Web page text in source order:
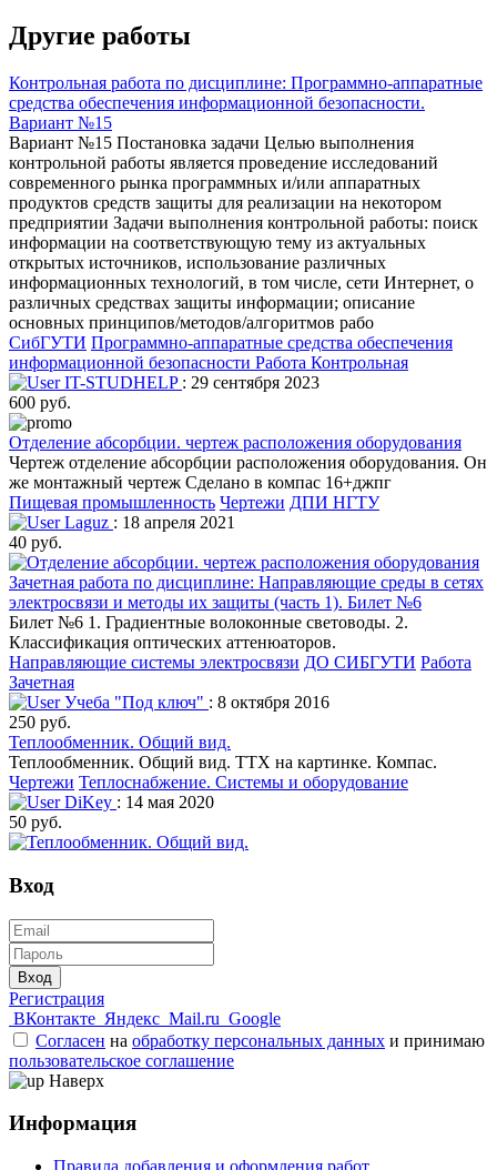
Другие работы
Контрольная работа по дисциплине: Программно-аппаратные
средства обеспечения информационной безопасности.
Вариант №15
Вариант №15 Постановка задачи Целью выполнения
контрольной работы является проведение исследований
современного рынка программных и/или аппаратных
продуктов средств защиты для реализации на некотором
предприятии Задачи выполнения контрольной работы: поиск
информации на соответствующую тему из актуальных
открытых источников, использование различных
информационных технологий, в том числе, сети Интернет, о
различных средствах защиты информации; описание
основных принципов/методов/алгоритмов рабо
СибГУТИ Программно-аппаратные средства обеспечения
информационной безопасности Работа Контрольная
IT-STUDHELP : 29 сентября 2023
600 руб.
Отделение абсорбции. чертеж расположения оборудования
Чертеж отделение абсорбции расположения оборудования. Он
же монтажный чертеж Сделано в компас 16+джпг
Пищевая промышленность Чертежи ДПИ НГТУ
Laguz : 18 апреля 2021
40 руб.
Зачетная работа по дисциплине: Направляющие среды в сетях
электросвязи и методы их защиты (часть 1). Билет №6
Билет №6 1. Градиентные волоконные световоды. 2.
Классификация оптических аттенюаторов.
Направляющие системы электросвязи ДО СИБГУТИ Работа
Зачетная
Учеба "Под ключ" : 8 октября 2016
250 руб.
Теплообменник. Общий вид.
Теплообменник. Общий вид. ТТХ на картинке. Компас.
Чертежи Теплоснабжение. Системы и оборудование
DiKey : 14 мая 2020
50 руб.
Вход
Вход
Регистрация
ВКонтакте Яндекс Mail.ru Google
Согласен на обработку персональных данных и принимаю
пользовательское соглашение
Наверх
Информация
Правила добавления и оформления работ